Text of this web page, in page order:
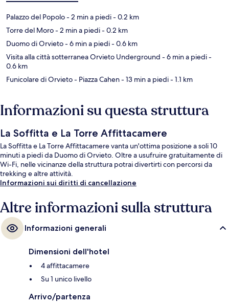
Palazzo del Popolo- 2 min a piedi- 0.2 km
Torre del Moro- 2 min a piedi- 0.2 km
Duomo di Orvieto- 6 min a piedi- 0.6 km
Visita alla città sotterranea Orvieto Underground - 6 min a piedi-
0.6 km
Funicolare di Orvieto - Piazza Cahen- 13 min a piedi- 1.1 km
Informazioni su questa struttura
La Soffitta e La Torre Affittacamere
La Soffitta e La Torre Affittacamere vanta un'ottima posizione a soli 10
minuti a piedi da Duomo di Orvieto. Oltre a usufruire gratuitamente di
Wi-Fi, nelle vicinanze della struttura potrai divertirti con percorsi da
trekking e altre attività.
Informazioni sui diritti di cancellazione
Altre informazioni sulla struttura
Informazioni generali
Dimensioni dell'hotel
4 affittacamere
Su 1 unico livello
Arrivo/partenza